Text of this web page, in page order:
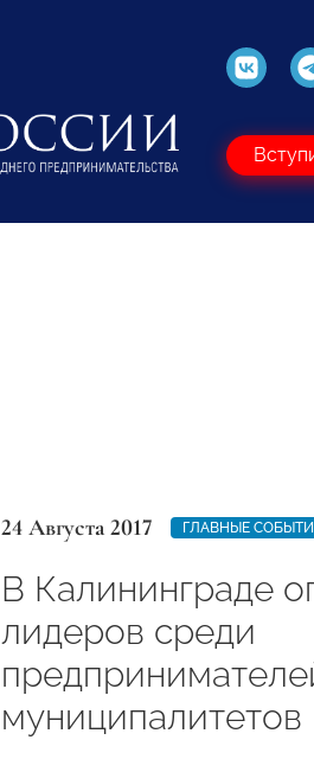
24 Августа 2017 ГЛАВНЫЕ
В Калининграде
лидеров среди
муниципалитетов